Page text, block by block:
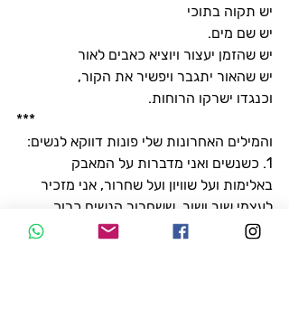
יש תקוה בתוכי
יש שם מים.
יש שהזמן יעצור ויוציא כאבים לאור
יש שהאור יתגבר ויפשיר את הקור,
וכנגדו ישרקו הרוחות.
***
והמילים האחרונות שלי פונות דווקא לנשים:
1. כשנשים ואני מדברות על המאבק
באלימות ועל שוויון ועל שחרור, אני מזכיר
לעצמי שוב ושוב, ששחרור הנשים כרוך
בשחרור הגברים. תרשמו לפניכן – לא יתוקן